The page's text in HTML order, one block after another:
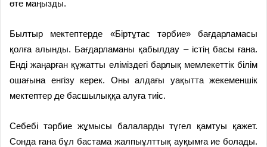
өте маңызды.
Былтыр мектептерде «Біртұтас тәрбие» бағдарламасы
қолға алынды. Бағдарламаны қабылдау – істің басы ғана.
Енді жаңарған құжатты еліміздегі барлық мемлекеттік білім
ошағына енгізу керек. Оны алдағы уақытта жекеменшік
мектептер де басшылыққа алуға тиіс.
Себебі тәрбие жұмысы балаларды түгел қамтуы қажет.
Сонда ғана бұл бастама жалпыұлттық ауқымға ие болады.